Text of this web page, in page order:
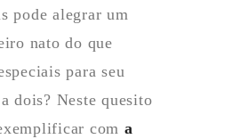
pode alegrar um
nato do que
para seu
dois? Neste quesito
com a